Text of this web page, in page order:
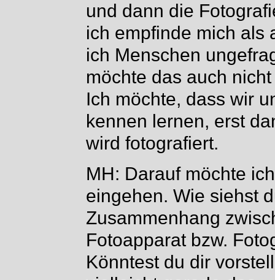
und dann die
ich empfinde mich als
ich Menschen
möchte das auch
Ich möchte, dass wir
kennen lernen, erst
wird fotografiert.
MH: Darauf möchte
eingehen. Wie siehst
Zusammenhang
Fotoapparat bzw.
Könntest du dir